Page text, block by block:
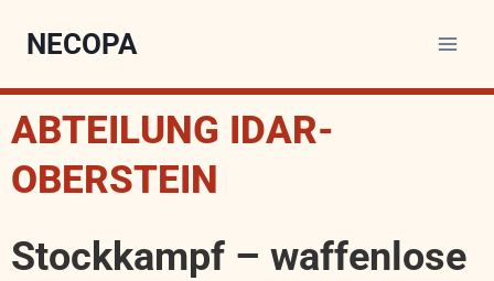
NECOPA
ABTEILUNG IDAR-
OBERSTEIN
Stockkampf – waffenlose